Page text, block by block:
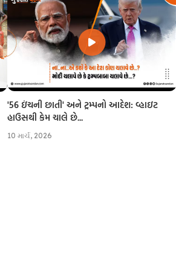
'56 ઇંચની છાતી' અને ટ્રમ્પનો આદેશ: વ્હાઇટ
હાઉસથી કેમ ચાલે છે...
10 માર્ચ, 2026